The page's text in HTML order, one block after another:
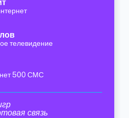
телевидение
500 СМС
связь